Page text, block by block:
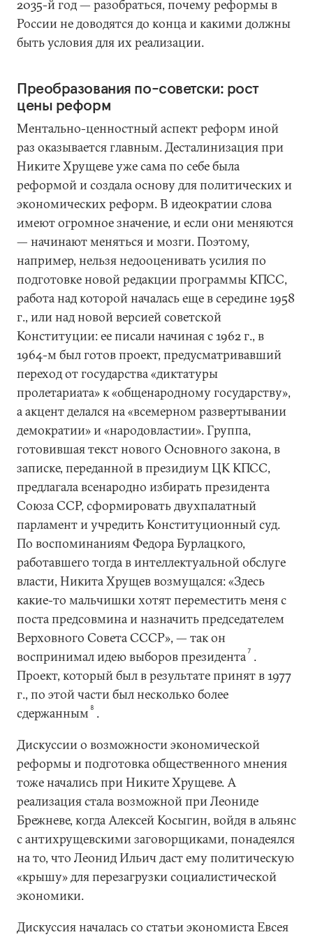
2035-й год — разобраться, почему реформы в
России не доводятся до конца и какими должны
быть условия для их реализации.
Преобразования по-советски: рост
цены реформ
Ментально-ценностный аспект реформ иной
раз оказывается главным. Десталинизация при
Никите Хрущеве уже сама по себе была
реформой и создала основу для политических и
экономических реформ. В идеократии слова
имеют огромное значение, и если они меняются
— начинают меняться и мозги. Поэтому,
например, нельзя недооценивать усилия по
подготовке новой редакции программы КПСС,
работа над которой началась еще в середине 1958
г., или над новой версией советской
Конституции: ее писали начиная с 1962 г., в
1964-м был готов проект, предусматривавший
переход от государства «диктатуры
пролетариата» к «общенародному государству»,
а акцент делался на «всемерном развертывании
демократии» и «народовластии». Группа,
готовившая текст нового Основного закона, в
записке, переданной в президиум ЦК КПСС,
предлагала всенародно избирать президента
Союза ССР, сформировать двухпалатный
парламент и учредить Конституционный суд.
По воспоминаниям Федора Бурлацкого,
работавшего тогда в интеллектуальной обслуге
власти, Никита Хрущев возмущался: «Здесь
какие-то мальчишки хотят переместить меня с
поста предсовмина и назначить председателем
Верховного Совета СССР», — так он
воспринимал идею выборов президента7 .
Проект, который был в результате принят в 1977
г., по этой части был несколько более
сдержанным 8 .
Дискуссии о возможности экономической
реформы и подготовка общественного мнения
тоже начались при Никите Хрущеве. А
реализация стала возможной при Леониде
Брежневе, когда Алексей Косыгин, войдя в альянс
с антихрущевскими заговорщиками, понадеялся
на то, что Леонид Ильич даст ему политическую
«крышу» для перезагрузки социалистической
экономики.
Дискуссия началась со статьи экономиста Евсея